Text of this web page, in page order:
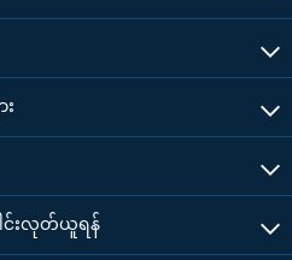
င်းလုတ်ယူရန်